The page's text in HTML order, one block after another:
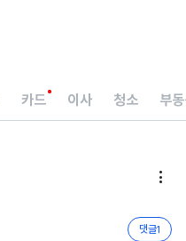
카드 이사 청소 부

댓글1